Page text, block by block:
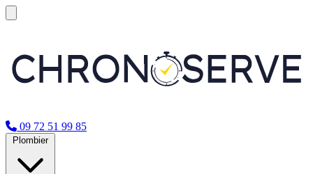
09 72 51 99 85
Plombier